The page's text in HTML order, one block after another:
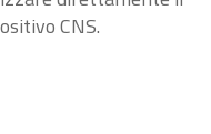
CNS.